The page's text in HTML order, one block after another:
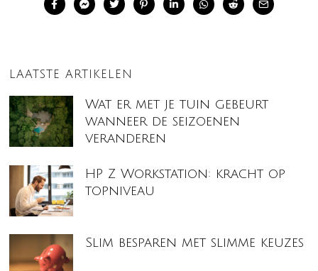
LAATSTE ARTIKELEN
Wat er met je tuin gebeurt
wanneer de seizoenen
veranderen
HP Z Workstation: kracht op
topniveau
Slim besparen met slimme keuzes